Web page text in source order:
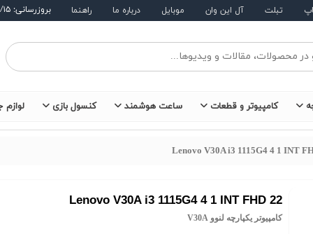
تبلت آل این وان موبایل درباره ما راهنما بروزرسانی: ۱۴۰۵/۵/۱۵
کامپیوتر و قطعات ساعت هوشمند کنسول بازی لوازم
Lenovo V30A i3 1115G4 4 1 INT
Lenovo V30A i3 1115G4 4 1 INT FHD 22
کامپیوتر یکپارچه لنوو V30A